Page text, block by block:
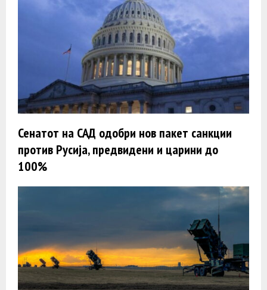
Сенатот на САД одобри нов пакет санкции
против Русија, предвидени и царини до
100%